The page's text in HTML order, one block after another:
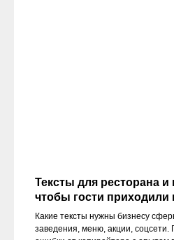
Тексты для ресторана и
чтобы гости приходили
Какие тексты нужны бизнесу
заведения, меню, акции, соцсети.